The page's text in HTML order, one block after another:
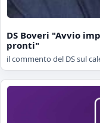
DS Boveri "Avvio
pronti"
il commento del DS sul